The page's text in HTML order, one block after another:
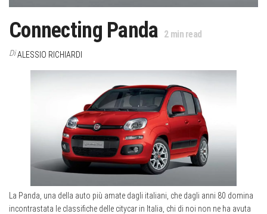
Connecting Panda 2min read
DiALESSIO RICHIARDI
La Panda, una della auto più amate dagli italiani, che dagli anni 80 domina
incontrastata le classifiche delle citycar in Italia, chi di noi non ne ha avuta